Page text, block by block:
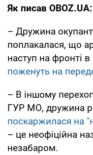
Як писав OBOZ.UA:
– Дружина
поплакалася, що
наступ на фронті в
поженуть на
– В іншому
ГУР МО, дружина
поскаржилася на
– це неофіційна
незабаром.